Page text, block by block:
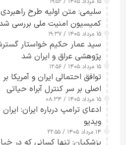
تقویت امنیت و اعتماد عمومی
سلیمی: متن اولیه طرح
کمیسیون امنیت ملی بررسی
۱۵ مرداد ۱۴۰۵ / ۱۹:۳۷
سید عمار حکیم خواستار
پژوهشی عراق و ایران شد
۱۵ مرداد ۱۴۰۵ / ۱۲:۵۶
توافق احتمالی ایران و آمریکا
اصلی بر سر کنترل آبراه حیاتی
۱۵ مرداد ۱۴۰۵ / ۰۸:۳۴
ادعای ترامپ درباره ایران:
ویدیو
۱۴ مرداد ۱۴۰۵ / ۲۲:۵۵
پزشکیان: تنها کسانی که در